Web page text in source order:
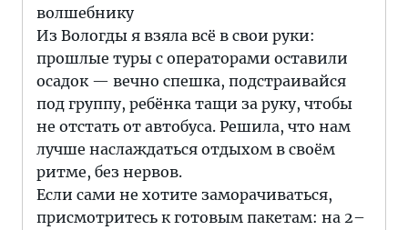
волшебнику
Из Вологды я взяла всё в свои руки:
прошлые туры с операторами оставили
осадок — вечно спешка, подстраивайся
под группу, ребёнка тащи за руку, чтобы
не отстать от автобуса. Решила, что нам
лучше наслаждаться отдыхом в своём
ритме, без нервов.
Если сами не хотите заморачиваться,
присмотритесь к готовым пакетам: на 2–